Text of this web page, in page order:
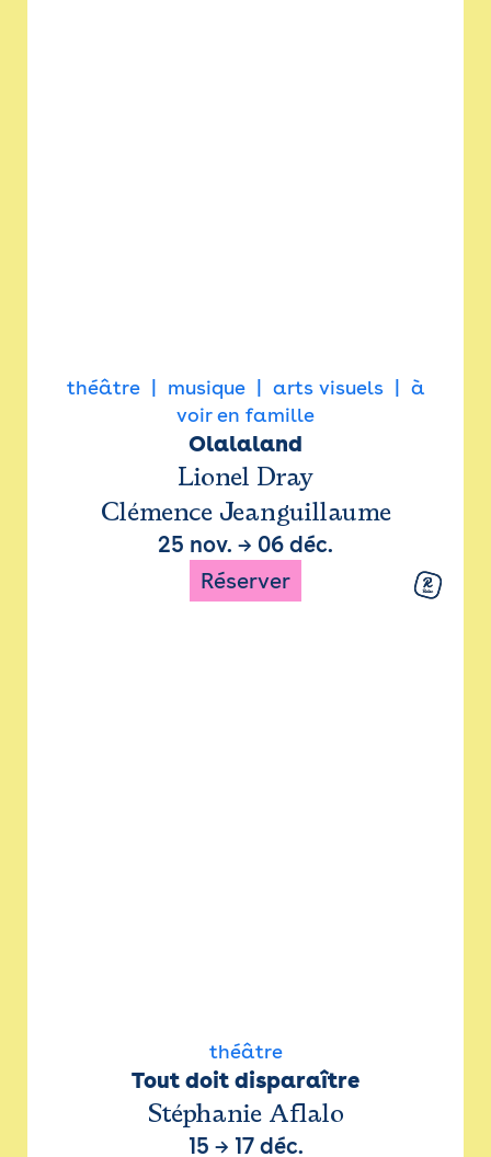
théâtre musique arts visuels
à
voir en famille
Olalaland
Lionel Dray
Clémence Jeanguillaume
25 nov. → 06 déc.
Réserver
théâtre
Tout doit disparaître
Stéphanie Aflalo
15 → 17 déc.